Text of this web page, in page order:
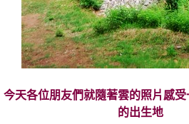
今天各位朋友們就隨著雲的照片感
的出生地